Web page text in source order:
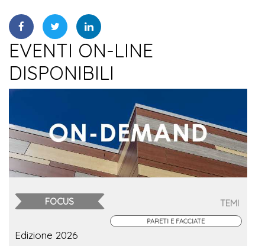
EVENTI ON-LINE
DISPONIBILI
FOCUS TEMI
PARETI E FACCIATE
Edizione 2026